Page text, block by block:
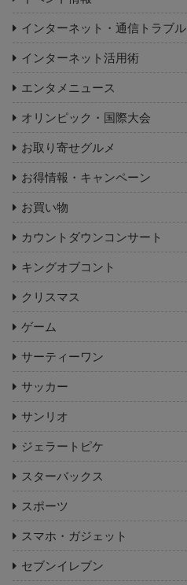
インターネット・通信トラブル
インターネット活用術
エンタメニュース
オリンピック・国際大会
お取り寄せグルメ
お得情報・キャンペーン
お買い物
カウントダウンコンサート
キングオブコント
クリスマス
ゲーム
サーティーワン
サッカー
サンリオ
ジェラートピケ
スターバックス
スポーツ
スマホ・ガジェット
セブンイレブン